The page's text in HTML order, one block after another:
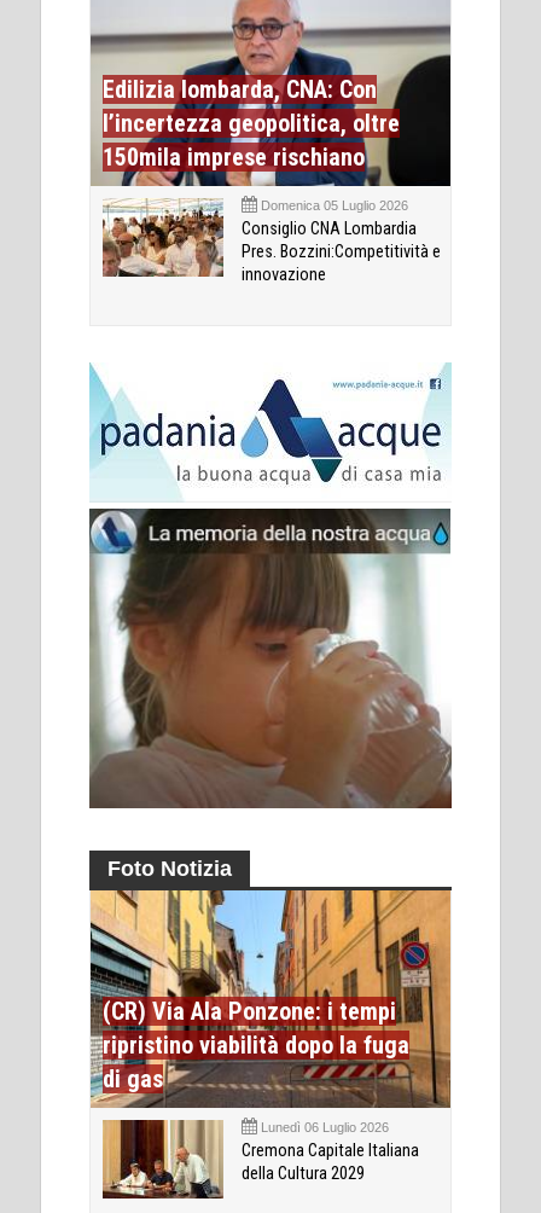
Edilizia lombarda, CNA: Con
l’incertezza geopolitica, oltre
150mila imprese rischiano
Domenica 05 Luglio 2026
Consiglio CNA Lombardia
Pres. Bozzini:Competitività e
innovazione
Foto Notizia
(CR) Via Ala Ponzone: i tempi
ripristino viabilità dopo la fuga
di gas
Lunedì 06 Luglio 2026
Cremona Capitale Italiana
della Cultura 2029